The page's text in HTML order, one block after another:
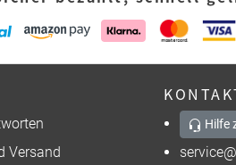
Versand
Hilfe